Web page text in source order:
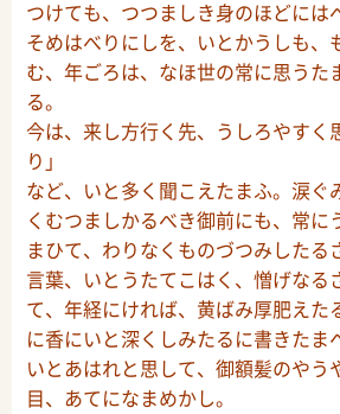
つけても、つつましき身のほどには
そめはべりにしを、いとかうしも、
む、年ごろは、なほ世の常に思うた
る。
今は、来し方行く先、うしろやすく
り」
など、いと多く聞こえたまふ。涙ぐ
くむつましかるべき御前にも、常に
まひて、わりなくものづつみしたる
言葉、いとうたてこはく、憎げなる
て、年経にければ、黄ばみ厚肥えた
に香にいと深くしみたるに書きたま
いとあはれと思して、御額髪のやう
目、あてになまめかし。